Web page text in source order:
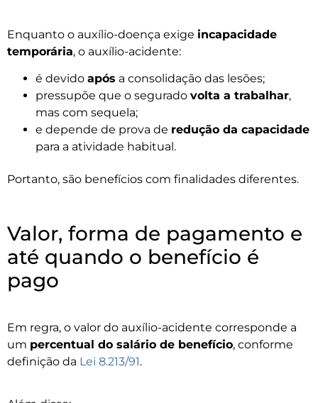
Enquanto o auxílio-doença exige incapacidade
temporária, o auxílio-acidente:
é devido após a consolidação das lesões;
pressupõe que o segurado volta a trabalhar,
mas com sequela;
e depende de prova de redução da capacidade
para a atividade habitual.
Portanto, são benefícios com finalidades diferentes.
Valor, forma de pagamento e
até quando o benefício é
pago
Em regra, o valor do auxílio-acidente corresponde a
um percentual do salário de benefício, conforme
definição da Lei 8.213/91.